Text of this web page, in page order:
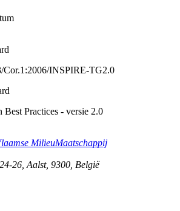
Cor.1:2006/INSPIRE-TG2.0
Practices - versie 2.0
MilieuMaatschappij
26 Aalst, 9300 België